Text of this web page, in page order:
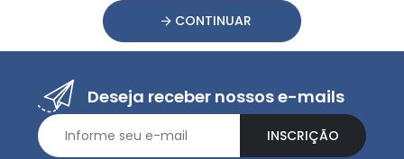
CONTINUAR
Deseja receber nossos e-mails
INSCRIÇÃO